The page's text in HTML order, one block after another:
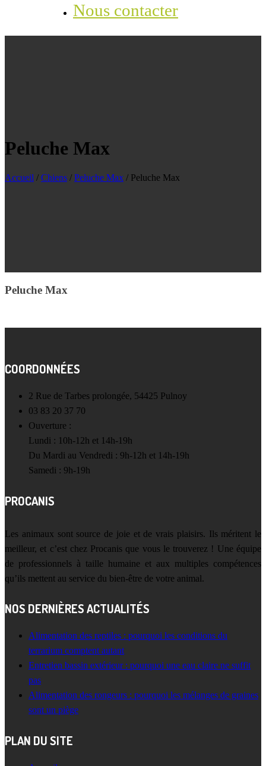
Nous contacter
Peluche Max
Accueil / Chiens / Peluche Max / Peluche Max
Peluche Max
COORDONNÉES
2 Rue de Tarbes prolongée, 54425 Pulnoy
03 83 20 37 70
Ouverture :
Lundi : 10h-12h et 14h-19h
Du Mardi au Vendredi : 9h-12h et 14h-19h
Samedi : 9h-19h
PROCANIS
Les animaux sont source de joie et de vrais plaisirs. Ils méritent le
meilleur, et c’est chez Procanis que vous le trouverez ! Une équipe
de professionnels à taille humaine et aux multiples compétences
qu’ils mettent au service du bien-être de votre animal.
NOS DERNIÈRES ACTUALITÉS
Alimentation des reptiles : pourquoi les conditions du
terrarium comptent autant
Entretien bassin extérieur : pourquoi une eau claire ne suffit
pas
Alimentation des rongeurs : pourquoi les mélanges de graines
sont un piège
PLAN DU SITE